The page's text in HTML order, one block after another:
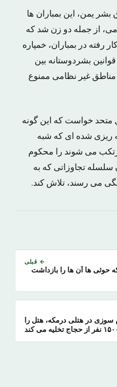
یمن، این بمباران ها
از جمله دو زن شد که
رفته در بمباران، خمپاره
بشردوستانه بین
مناطق غیر نظامی ممنوع
متحد خواست که این گونه
ریزی شده ای که شبه
می شوند را محکوم
سلسله تجاوزاتی که به
می رسند، تلاش کند.
← قبلی
حوثی ها آن ها را بازداشت
در هتلی درمکه، هتل را